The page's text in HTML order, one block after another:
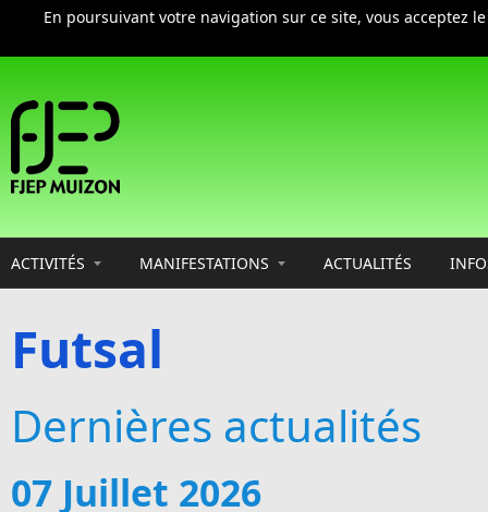
En poursuivant votre navigation sur ce site, vous acceptez
ACTIVITÉS MANIFESTATIONS ACTUALITÉS
Futsal
Dernières actualités
07 Juillet 2026